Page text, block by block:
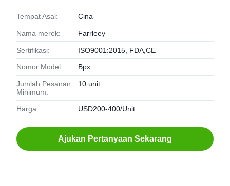
Tempat Asal: Cina
Nama merek: Farrleey
Sertifikasi: ISO9001:2015, FDA,CE
Nomor Model: Bpx
Jumlah Pesanan
Minimum:
10 unit
Harga: USD200-400/Unit
Ajukan Pertanyaan Sekarang